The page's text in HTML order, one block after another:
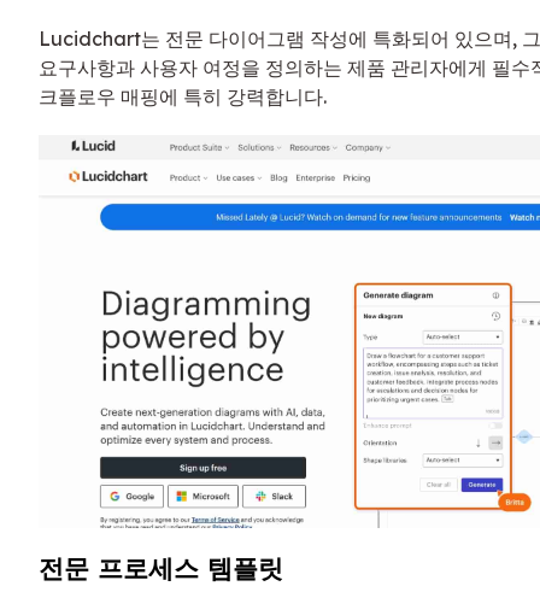
Lucidchart는 전문 다이어그램 작성에 특화되어 있으며,
요구사항과 사용자 여정을 정의하는 제품 관리자에게 필
크플로우 매핑에 특히 강력합니다.
전문 프로세스 템플릿